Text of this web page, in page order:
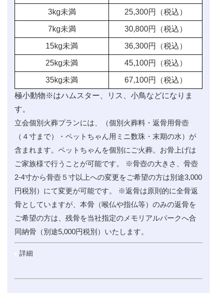
3kg未満 25,300円（税込）
7kg未満 30,800円（税込）
15kg未満 36,300円（税込）
25kg未満 45,100円（税込）
35kg未満 67,100円（税込）
極小動物※はハムスター、リス、小鳥などになりま
す。
立会個別火葬プランには、（個別火葬料・返骨用骨壺
（４寸まで）・ペットちゃん用ミニ数珠・末期の水）が
含まれます。ペットちゃんを個別にご火葬。お骨上げは
ご家族様で行うことが可能です。 ※骨壺の大きさ、骨壺
2-4寸から骨壺５寸以上への変更をご希望の方は別途3,000
円税別）にて変更が可能です。 ※返骨は原則的に全骨返
骨としていますが、本骨（喉仏や指仏等）のみの返骨を
ご希望の方は、残骨を当社指定のメモリアルパークへ合
同納骨（別途5,000円税別）いたします。
詳細